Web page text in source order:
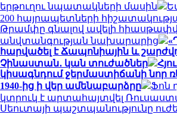
երթուղու նպատակների մասին
200 հայրապետների
Թրամփը գնալով ավելի
անվտանգության նախարարից
հարվածել է Ճապոնիային և
Չինաստան․ կան տուժածներ
կիսագնդում ջերմաստիճանի նոր
1940-ից ի վեր ամենաբարձրը
Ֆոն
կտրուկ է արտահայտվել
Սեուտայի ​​պաշտպանությունը